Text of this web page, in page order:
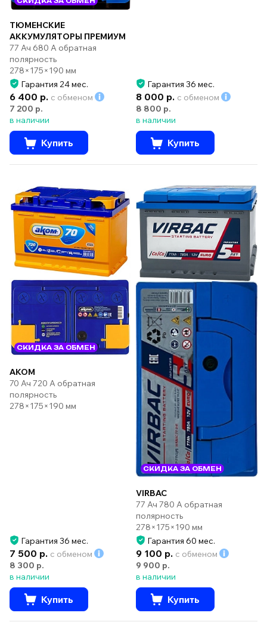
ТЮМЕНСКИЕ
АККУМУЛЯТОРЫ ПРЕМИУМ
77 Ач 680 А обратная
полярность
278×175×190 мм
Гарантия 24 мес.
6 400 р. с обменом
7 200 р.
в наличии
Купить
Гарантия 36 мес.
8 000 р. с обменом
8 800 р.
в наличии
Купить
СКИДКА ЗА ОБМЕН
AKOM
70 Ач 720 А обратная
полярность
278×175×190 мм
Гарантия 36 мес.
7 500 р. с обменом
8 300 р.
в наличии
Купить
СКИДКА ЗА ОБМЕН
VIRBAC
77 Ач 780 А обратная
полярность
278×175×190 мм
Гарантия 60 мес.
9 100 р. с обменом
9 900 р.
в наличии
Купить